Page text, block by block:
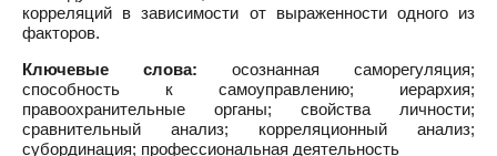
корреляций в зависимости от выраженности одного из
факторов.
Ключевые слова: осознанная саморегуляция;
способность к самоуправлению; иерархия;
правоохранительные органы; свойства личности;
сравнительный анализ; корреляционный анализ;
субординация; профессиональная деятельность